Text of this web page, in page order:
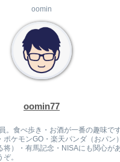
oomin
oomin77
。食べ歩き・お酒が一番の趣味で
ポケモンGO・楽天パンダ（おパン
）・有馬記念・NISAにも関心があ
。